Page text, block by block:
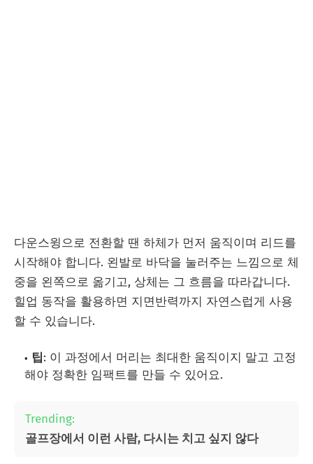
다운스윙으로 전환할 땐 하체가 먼저 움직이며 리드를
시작해야 합니다. 왼발로 바닥을 눌러주는 느낌으로 체
중을 왼쪽으로 옮기고, 상체는 그 흐름을 따라갑니다.
힐업 동작을 활용하면 지면반력까지 자연스럽게 사용
할 수 있습니다.
팁: 이 과정에서 머리는 최대한 움직이지 말고 고정
해야 정확한 임팩트를 만들 수 있어요.
Trending:
골프장에서 이런 사람, 다시는 치고 싶지 않다